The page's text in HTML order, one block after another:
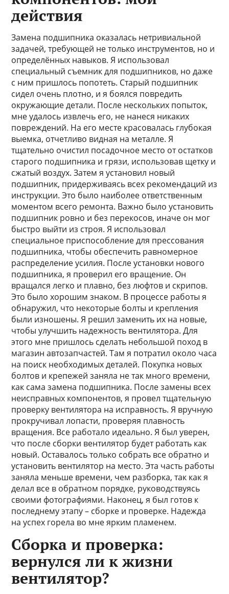
действия
Замена подшипника оказалась нетривиальной
задачей, требующей не только инструментов, но и
определённых навыков. Я использовал
специальный съемник для подшипников, но даже
с ним пришлось попотеть. Старый подшипник
сидел очень плотно, и я боялся повредить
окружающие детали. После нескольких попыток,
мне удалось извлечь его, не нанеся никаких
повреждений. На его месте красовалась глубокая
выемка, отчетливо видная на металле. Я
тщательно очистил посадочное место от остатков
старого подшипника и грязи, использовав щетку и
сжатый воздух. Затем я установил новый
подшипник, придерживаясь всех рекомендаций из
инструкции. Это было наиболее ответственным
моментом всего ремонта. Важно было установить
подшипник ровно и без перекосов, иначе он мог
быстро выйти из строя. Я использовал
специальное приспособление для прессования
подшипника, чтобы обеспечить равномерное
распределение усилия. После установки нового
подшипника, я проверил его вращение. Он
вращался легко и плавно, без люфтов и скрипов.
Это было хорошим знаком. В процессе работы я
обнаружил, что некоторые болты и крепления
были изношены. Я решил заменить их на новые,
чтобы улучшить надежность вентилятора. Для
этого мне пришлось сделать небольшой поход в
магазин автозапчастей. Там я потратил около часа
на поиск необходимых деталей. Покупка новых
болтов и крепежей заняла не так много времени,
как сама замена подшипника. После замены всех
неисправных компонентов, я провел тщательную
проверку вентилятора на исправность. Я вручную
прокручивал лопасти, проверяя плавность
вращения. Все работало идеально. Я был уверен,
что после сборки вентилятор будет работать как
новый. Оставалось только собрать все обратно и
установить вентилятор на место. Эта часть работы
заняла меньше времени, чем разборка, так как я
делал все в обратном порядке, руководствуясь
своими фотографиями. Наконец, я был готов к
последнему этапу – сборке и проверке. Надежда
на успех горела во мне ярким пламенем.
Сборка и проверка:
вернулся ли к жизни
вентилятор?